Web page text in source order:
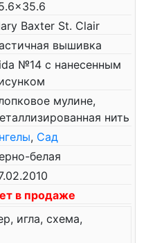
Baxter St. Clair
вышивка
№14 с нанесенным
мулине,
нить
, Сад
белая
в продаже
игла, схема,